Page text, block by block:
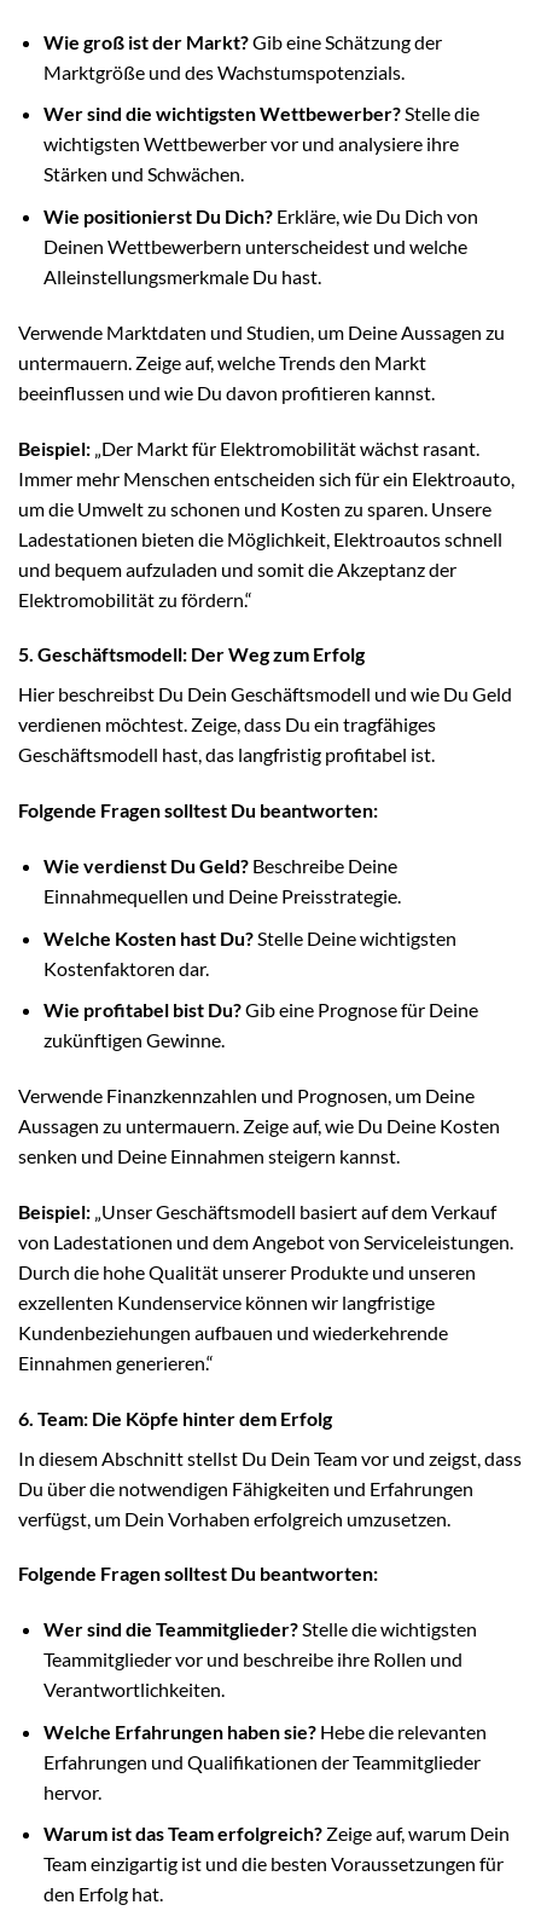
Wie groß ist der Markt?Gib eine Schätzung der
Marktgröße und des Wachstumspotenzials.
Wer sind die wichtigsten Wettbewerber?Stelle die
wichtigsten Wettbewerber vor und analysiere ihre
Stärken und Schwächen.
Wie positionierst Du Dich?Erkläre, wie Du Dich von
Deinen Wettbewerbern unterscheidest und welche
Alleinstellungsmerkmale Du hast.
Verwende Marktdaten und Studien, um Deine Aussagen zu
untermauern. Zeige auf, welche Trends den Markt
beeinflussen und wie Du davon profitieren kannst.
Beispiel: „Der Markt für Elektromobilität wächst rasant.
Immer mehr Menschen entscheiden sich für ein Elektroauto,
um die Umwelt zu schonen und Kosten zu sparen. Unsere
Ladestationen bieten die Möglichkeit, Elektroautos schnell
und bequem aufzuladen und somit die Akzeptanz der
Elektromobilität zu fördern.“
5. Geschäftsmodell: Der Weg zum Erfolg
Hier beschreibst Du Dein Geschäftsmodell und wie Du Geld
verdienen möchtest. Zeige, dass Du ein tragfähiges
Geschäftsmodell hast, das langfristig profitabel ist.
Folgende Fragen solltest Du beantworten:
Wie verdienst Du Geld?Beschreibe Deine
Einnahmequellen und Deine Preisstrategie.
Welche Kosten hast Du?Stelle Deine wichtigsten
Kostenfaktoren dar.
Wie profitabel bist Du?Gib eine Prognose für Deine
zukünftigen Gewinne.
Verwende Finanzkennzahlen und Prognosen, um Deine
Aussagen zu untermauern. Zeige auf, wie Du Deine Kosten
senken und Deine Einnahmen steigern kannst.
Beispiel: „Unser Geschäftsmodell basiert auf dem Verkauf
von Ladestationen und dem Angebot von Serviceleistungen.
Durch die hohe Qualität unserer Produkte und unseren
exzellenten Kundenservice können wir langfristige
Kundenbeziehungen aufbauen und wiederkehrende
Einnahmen generieren.“
6. Team: Die Köpfe hinter dem Erfolg
In diesem Abschnitt stellst Du Dein Team vor und zeigst, dass
Du über die notwendigen Fähigkeiten und Erfahrungen
verfügst, um Dein Vorhaben erfolgreich umzusetzen.
Folgende Fragen solltest Du beantworten:
Wer sind die Teammitglieder?Stelle die wichtigsten
Teammitglieder vor und beschreibe ihre Rollen und
Verantwortlichkeiten.
Welche Erfahrungen haben sie?Hebe die relevanten
Erfahrungen und Qualifikationen der Teammitglieder
hervor.
Warum ist das Team erfolgreich?Zeige auf, warum Dein
Team einzigartig ist und die besten Voraussetzungen für
den Erfolg hat.